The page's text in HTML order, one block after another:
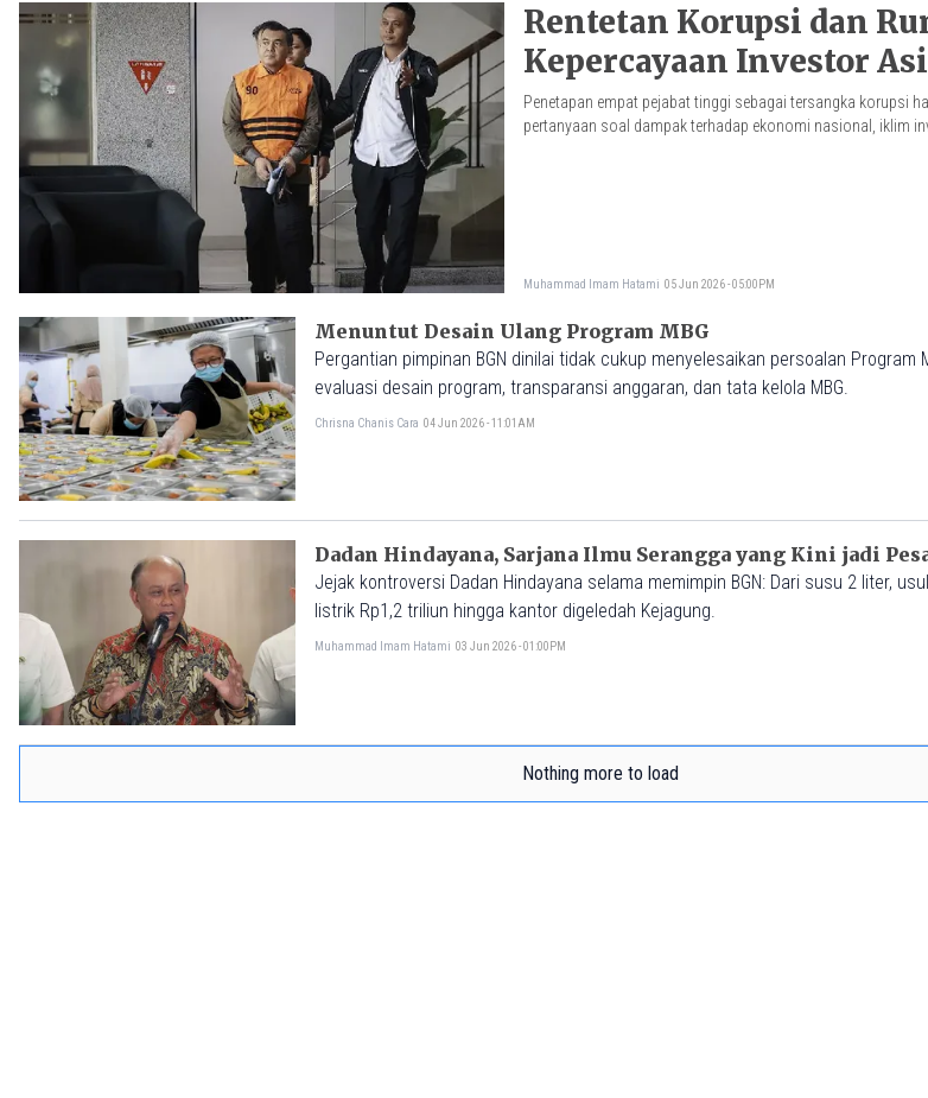
Rentetan Korupsi dan
Kepercayaan Investor
Penetapan empat pejabat tinggi sebagai tersangka korupsi
pertanyaan soal dampak terhadap ekonomi nasional, iklim
Muhammad Imam Hatami 05 Jun 2026 - 05:00PM
Menuntut Desain Ulang Program MBG
Pergantian pimpinan BGN dinilai tidak cukup menyelesaikan persoalan Program
evaluasi desain program, transparansi anggaran, dan tata kelola MBG.
Chrisna Chanis Cara 04 Jun 2026 - 11:01AM
Dadan Hindayana, Sarjana Ilmu Serangga yang Kini jadi
Jejak kontroversi Dadan Hindayana selama memimpin BGN: Dari susu 2 liter,
listrik Rp1,2 triliun hingga kantor digeledah Kejagung.
Muhammad Imam Hatami 03 Jun 2026 - 01:00PM
Nothing more to load